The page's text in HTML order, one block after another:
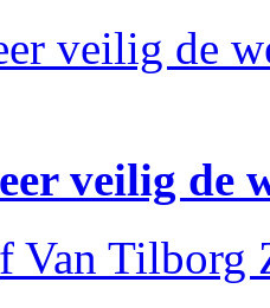
veilig de
veilig de
Van Tilborg